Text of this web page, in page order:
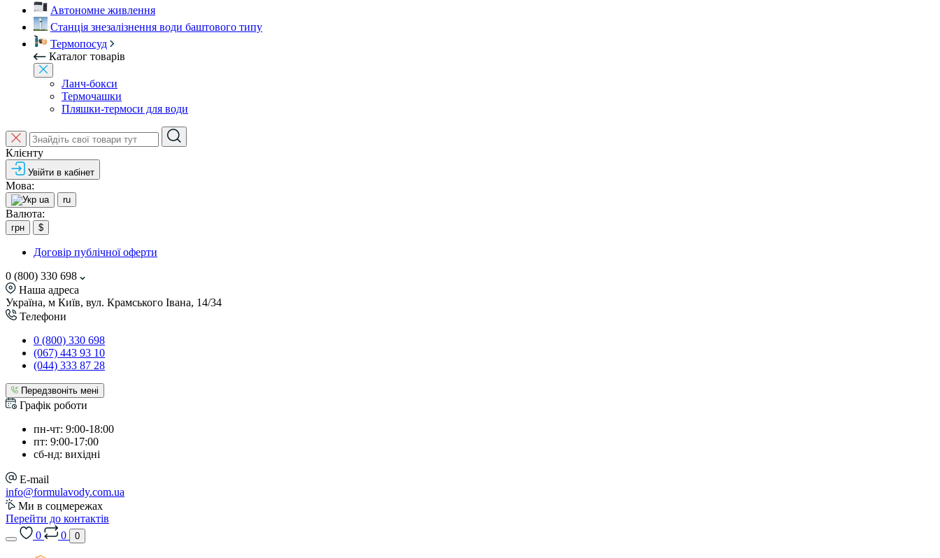
Автономне живлення
Станція знезалізнення води баштового типу
Термопосуд
Каталог товарів
Ланч-бокси
Термочашки
Пляшки-термоси для води
Клієнту
Увійти в кабінет
Мова:
ua ru
Валюта:
грн $
Договір публічної оферти
0 (800) 330 698
Наша адреса
Україна, м Київ, вул. Крамського Івана, 14/34
Телефони
0 (800) 330 698
(067) 443 93 10
(044) 333 87 28
Передзвоніть мені
Графік роботи
пн-чт: 9:00-18:00
пт: 9:00-17:00
сб-нд: вихідні
E-mail
info@formulavody.com.ua
Ми в соцмережах
Перейти до контактів
0
0 0